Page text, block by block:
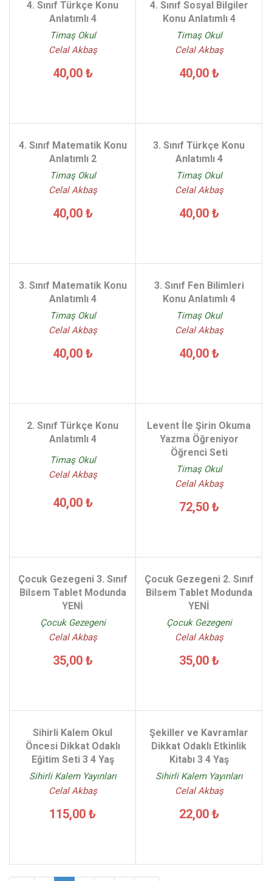
4. Sınıf Türkçe Konu
Anlatımlı 4
Timaş Okul
Celal Akbaş
40,00 ₺
4. Sınıf Sosyal Bilgiler
Konu Anlatımlı 4
Timaş Okul
Celal Akbaş
40,00 ₺
4. Sınıf Matematik Konu
Anlatımlı 2
Timaş Okul
Celal Akbaş
40,00 ₺
3. Sınıf Türkçe Konu
Anlatımlı 4
Timaş Okul
Celal Akbaş
40,00 ₺
3. Sınıf Matematik Konu
Anlatımlı 4
Timaş Okul
Celal Akbaş
40,00 ₺
3. Sınıf Fen Bilimleri
Konu Anlatımlı 4
Timaş Okul
Celal Akbaş
40,00 ₺
2. Sınıf Türkçe Konu
Anlatımlı 4
Timaş Okul
Celal Akbaş
40,00 ₺
Levent İle Şirin Okuma
Yazma Öğreniyor
Öğrenci Seti
Timaş Okul
Celal Akbaş
72,50 ₺
Çocuk Gezegeni 3. Sınıf
Bilsem Tablet Modunda
YENİ
Çocuk Gezegeni
Celal Akbaş
35,00 ₺
Çocuk Gezegeni 2. Sınıf
Bilsem Tablet Modunda
YENİ
Çocuk Gezegeni
Celal Akbaş
35,00 ₺
Sihirli Kalem Okul
Öncesi Dikkat Odaklı
Eğitim Seti 3 4 Yaş
Sihirli Kalem Yayınları
Celal Akbaş
115,00 ₺
Şekiller ve Kavramlar
Dikkat Odaklı Etkinlik
Kitabı 3 4 Yaş
Sihirli Kalem Yayınları
Celal Akbaş
22,00 ₺